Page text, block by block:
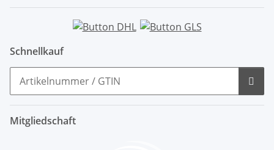
Schnellkauf
Mitgliedschaft